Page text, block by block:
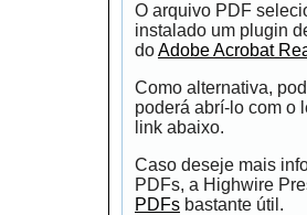
O arquivo PDF
instalado um plugin
doAdobe Acrobat
Como alternativa,
poderá abrí-lo com o
link abaixo.
Caso deseje mais
PDFs, a Highwire
PDFs bastante útil.